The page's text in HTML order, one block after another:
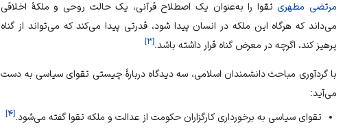
مرتضی مطهریتقوا را به‌عنوان یک اصطلاح قرآنی، یک حالت روحی و ملکهٔ اخلاقی
می‌داند که هرگاه این ملکه در انسان پیدا شود، قدرتی پیدا می‌کند که می‌تواند از گناه
پرهیز کند، اگرچه در معرض گناه قرار داشته باشد.[۳]
با گردآوری مباحث دانشمندان اسلامی، سه دیدگاه دربارهٔ چیستی تقوای سیاسی به دست
می‌آید:
تقوای سیاسی به برخورداری کارگزاران حکومت ازعدالت و ملکه تقوا گفته می‌شود.[۴]